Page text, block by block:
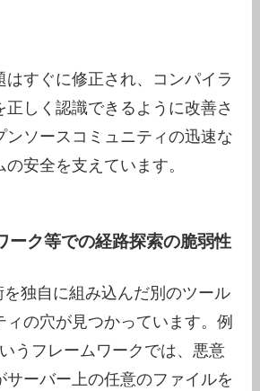
はすぐに修正され、コンパイラ
正しく認識できるように改善さ
ンソースコミュニティの迅速な
安全を支えています。
ーク等での経路探索の脆弱性
独自に組み込んだ別のツール
ィの穴が見つかっています。例
うフレームワークでは、悪意
サーバー上の任意のファイルを